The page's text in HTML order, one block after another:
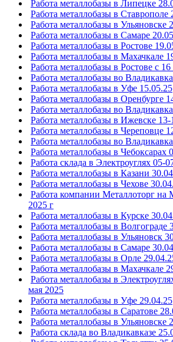
Работа металлобазы в Липецке
Работа металлобазы в Ставрополе
Работа металлобазы в Ульяновске
Работа металлобазы в Самаре
Работа металлобазы в Ростове
Работа металлобазы в Махачкале
Работа металлобазы в Ростове с
Работа металлобазы во
Работа металлобазы в Уфе 15.05.25
Работа металлобазы в Оренбурге
Работа металлобазы во
Работа металлобазы в Ижевске 13-
Работа металлобазы в Череповце
Работа металлобазы во
Работа металлобазы в Чебоксарах
Работа склада в Электроуглях 05-
Работа металлобазы в Казани
Работа металлобазы в Чехове
Работа компании Металлоторг на
2025 г
Работа металлобазы в Курске
Работа металлобазы в Волгограде
Работа металлобазы в Ульяновск
Работа металлобазы в Самаре
Работа металлобазы в Орле
Работа металлобазы в Махачкале
Работа металлобазы в
мая 2025
Работа металлобазы в Уфе 29.04.25
Работа металлобазы в Саратове
Работа металлобазы в Ульяновске
Работа склада во Владикавказе